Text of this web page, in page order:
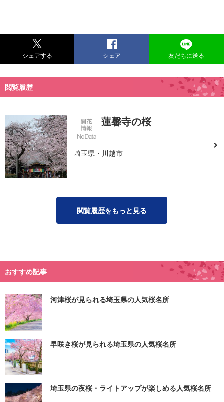
シェアする シェア 友だちに送る
閲覧履歴
蓮馨寺の桜
埼玉県・川越市
閲覧履歴をもっと見る
おすすめ記事
河津桜が見られる埼玉県の人気桜名所
早咲き桜が見られる埼玉県の人気桜名所
埼玉県の夜桜・ライトアップが楽しめる人気桜名所